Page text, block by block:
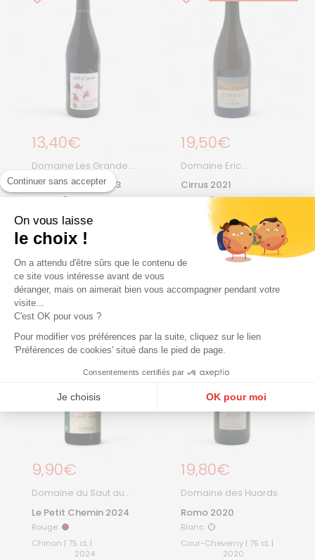
Continuer sans accepter
On vous laisse
le choix !
On a attendu d'être sûrs que le contenu de
ce site vous intéresse avant de vous
déranger, mais on aimerait bien vous accompagner pendant votre
visite...
C'est OK pour vous ?
Pour modifier vos préférences par la suite, cliquez sur le lien
'Préférences de cookies' situé dans le pied de page.
Consentements certifiés par
Je choisis OK pour moi
Plateforme de Gestion du Consentement : Personnalisez vos Options
Notre plateforme vous permet d'adapter et de gérer vos paramètres de confidentialité, en
Prix régulier
13,40€
Domaine Les Grandes
Vignes
100 % Groslot 2023
Rouge
2023
Ajouter au panier
Prix régulier
19,50€
Domaine Eric
Cirrus 2021
Blanc Blanc
2021
COUP DE CŒUR
Prix régulier
9,90€
Domaine du Saut au
Le Petit Chemin 2024
Rouge Rouge
Chinon | 75 cL |
2024
Prix régulier
19,80€
Domaine des Huards
Romo 2020
Blanc Blanc
Cour-Cheverny | 75 cL |
2020